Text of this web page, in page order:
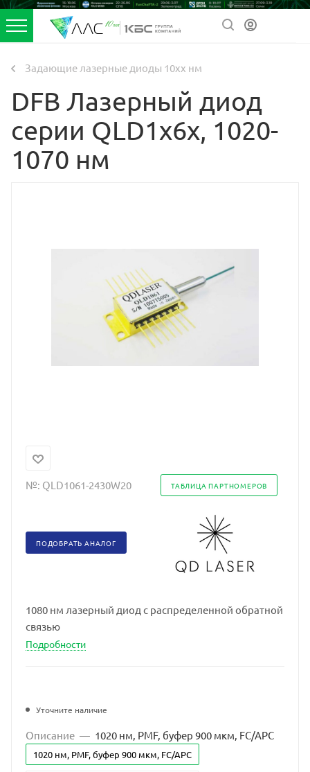
Задающие лазерные диоды 10xx нм
DFB Лазерный диод
серии QLD1x6x, 1020-
1070 нм
№: QLD1061-2430W20 ТАБЛИЦА ПАРТНОМЕРОВ
ПОДОБРАТЬ АНАЛОГ
1080 нм лазерный диод с распределенной обратной
связью
Подробности
Уточните наличие
Описание — 1020 нм, PMF, буфер 900 мкм, FC/APC
1020 нм, PMF, буфер 900 мкм, FC/APC